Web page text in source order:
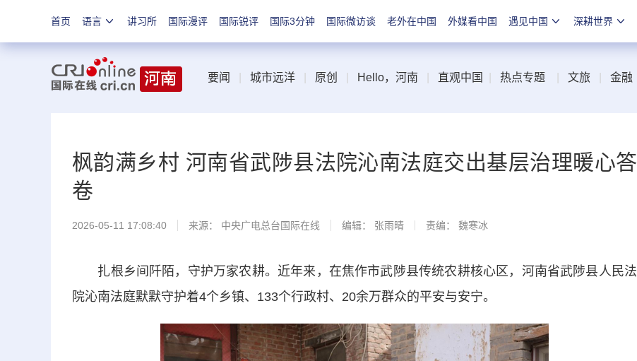
首页 语言 讲习所 国际漫评 国际锐评 国际3分钟 国际微访谈 老外在中国 外媒看中国 遇见中国 深耕世界
要闻 城市远洋 原创 Hello，河南 直观中国 热点专题 文旅 金融
枫韵满乡村 河南省武陟县法院沁南法庭交出基层治理暖心答
卷
2026-05-11 17:08:40 来源： 中央广电总台国际在线 编辑： 张雨晴 责编： 魏寒冰
扎根乡间阡陌，守护万家农耕。近年来，在焦作市武陟县传统农耕核心区，河南省武陟县人民法
院沁南法庭默默守护着4个乡镇、133个行政村、20余万群众的平安与安宁。